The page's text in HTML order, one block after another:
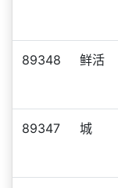
89348 鲜活
89347 城